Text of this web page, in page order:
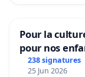
Pour la
pour nos
238 signatures
25 Jun 2026